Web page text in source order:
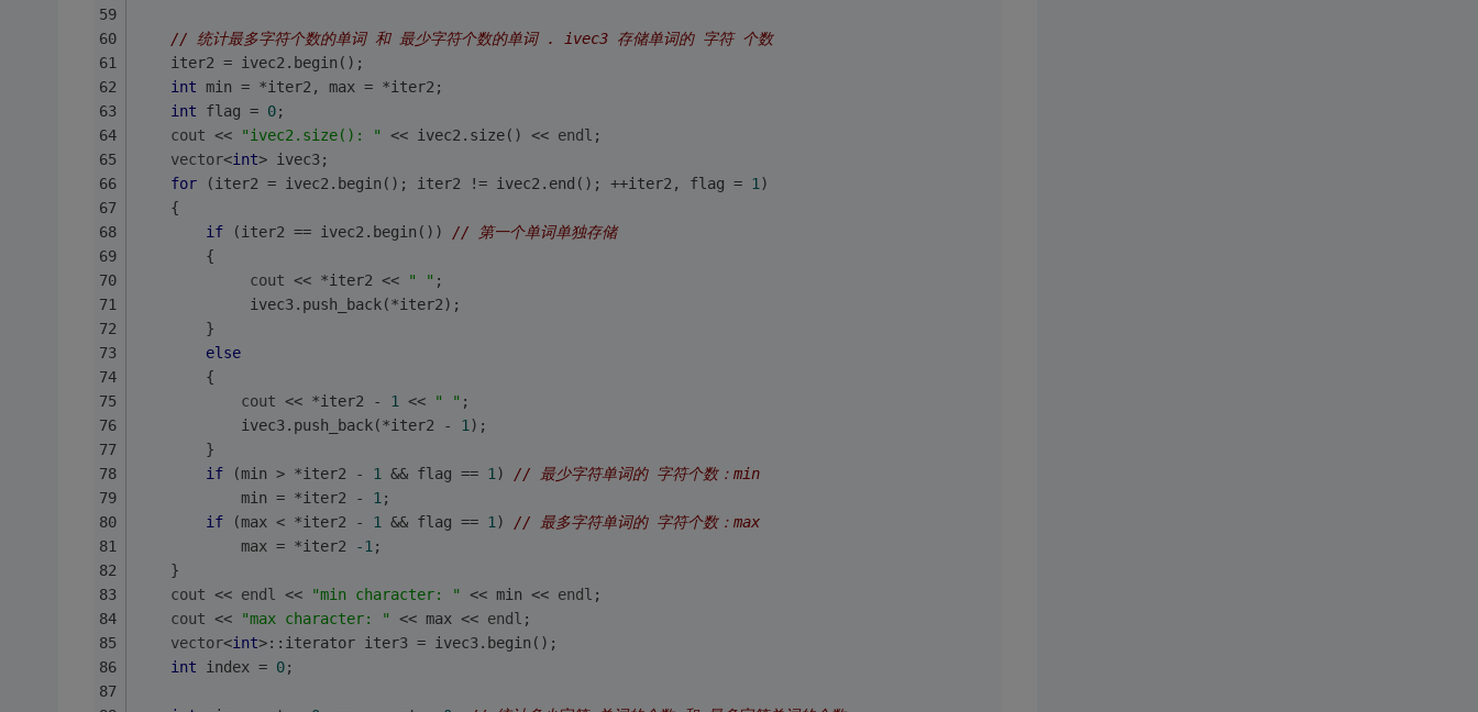
// 统计最多字符个数的单词 和 最少字符个数的单词 . ivec3 存储单词的 字符 个数
    iter2 = ivec2.begin();
int min = *iter2, max = *iter2;
int flag = 0;
cout << "ivec2.size(): " << ivec2.size() << endl ;
vector<int> ivec3;
for (iter2 = ivec2.begin(); iter2 != ivec2.end(); ++iter2, flag = 1 )
    {
if (iter2 == ivec2.begin()) // 第一个单词单独存储
        {
cout << *iter2 << " " ;
             ivec3.push_back(*iter2);
        }
else
        {
cout << *iter2 - 1 << " " ;
            ivec3.push_back(*iter2 -
1 );
        }
if (min > *iter2 - 1 && flag == 1 ) // 最少字符单词的 字符个数：min
            min = *iter2 -
1 ;
if (max < *iter2 - 1 && flag == 1 ) // 最多字符单词的 字符个数：max
            max = *iter2
-1 ;
    }
cout << endl << "min character: " << min << endl ;
cout << "max character: " << max << endl ;
vector<int>::iterator iter3 = ivec3.begin();
int index = 0;